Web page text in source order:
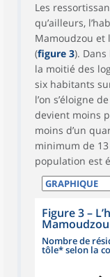
Les
qu’ailleurs,
Mamoudzou et
(figure 3).
la moitié des
six habitants
l’on s’éloigne
devient moins
moins d’un
minimum de 13
population est
Figure 3–
Nombre de
tôle* selon la